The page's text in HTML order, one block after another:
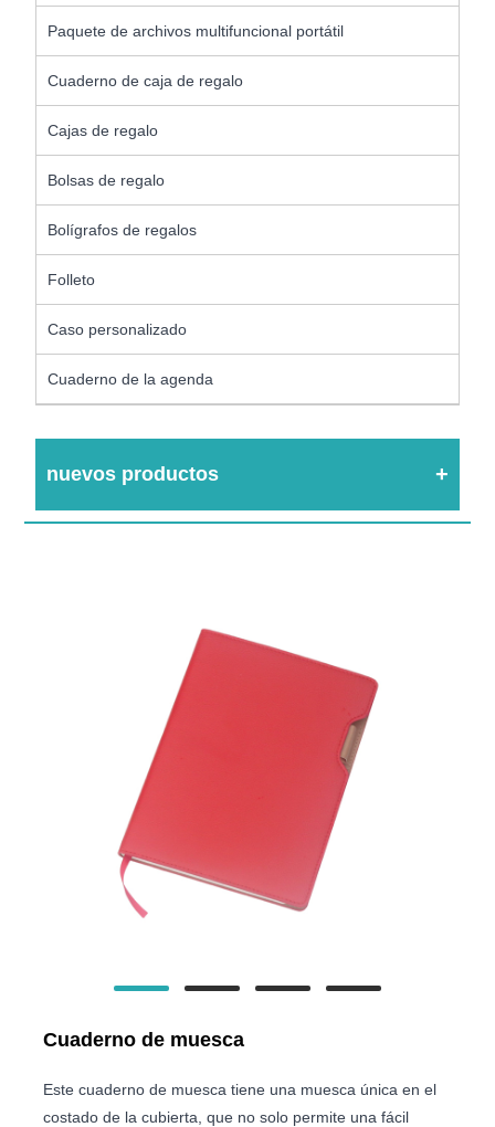
Paquete de archivos multifuncional portátil
Cuaderno de caja de regalo
Cajas de regalo
Bolsas de regalo
Bolígrafos de regalos
Folleto
Caso personalizado
Cuaderno de la agenda
nuevos productos
Cuaderno de muesca
Este cuaderno de muesca tiene una muesca única en el
costado de la cubierta, que no solo permite una fácil